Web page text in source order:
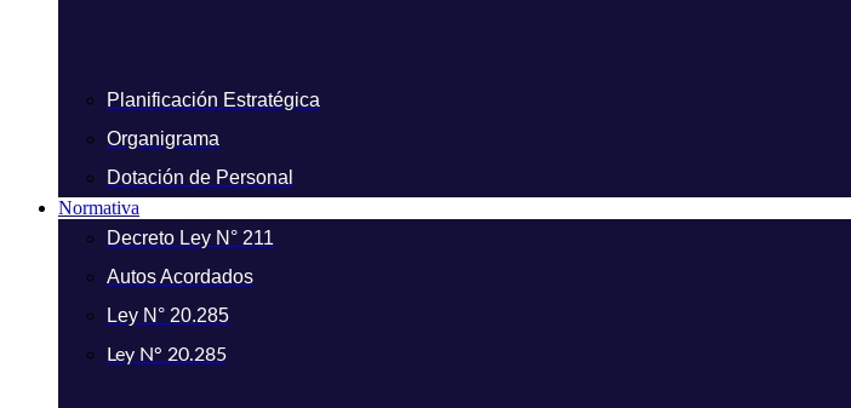
Planificación Estratégica
Organigrama
Dotación de Personal
Normativa
Decreto Ley N° 211
Autos Acordados
Ley N° 20.285
Ley N° 20.285